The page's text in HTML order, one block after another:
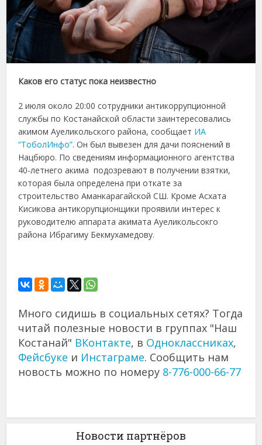
Каков его статус пока неизвестно
2 июля около 20:00 сотрудники антикоррупционной
службы по Костанайской области заинтересовались
акимом Ауеликольского района, сообщает ИА
“ТоболИнфо”. Он был вывезен для дачи пояснений в
Нацбюро. По сведениям информационного агентства
40-летнего акима подозревают в получении взятки,
которая была определена при откате за
строительство Аманкарагайской СШ. Кроме Асхата
Кисикова антикорупционщики проявили интерес к
руководителю аппарата акимата Ауеликольсокго
района Ибрагиму Бекмухамедову.
Много сидишь в социальных сетях? Тогда
читай полезные новости в группах "Наш
Костанай" ВКонтакте, в Одноклассниках,
Фейсбуке и Инстаграме. Сообщить нам
новость можно по номеру 8-776-000-66-77
Новости партнёров